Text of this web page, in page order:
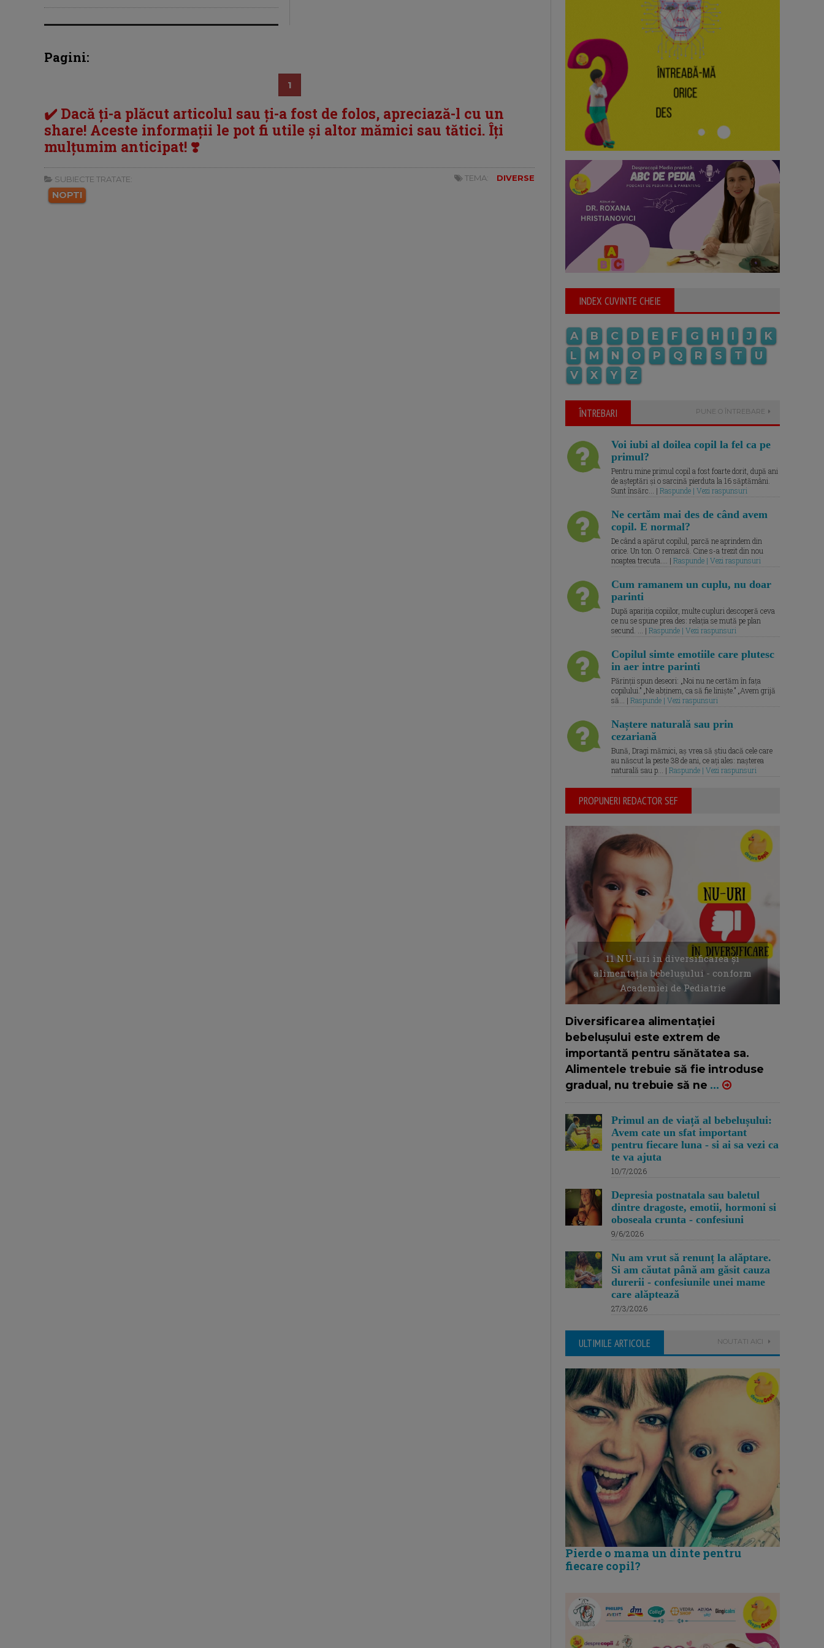
Pagini:
1
✔️ Dacă ți-a plăcut articolul sau ți-a fost de folos, apreciază-l cu un
share! Aceste informații le pot fi utile și altor mămici sau tătici. Îți
mulțumim anticipat! ❣️
SUBIECTE TRATATE:
NOPTI
TEMA: DIVERSE
INDEX CUVINTE CHEIE
A B C D E F G H I J
K
L
M N O P Q R S T
U
V
X Y Z
ÎNTREBARI PUNE O ÎNTREBARE
Voi iubi al doilea copil la fel ca pe
primul?
Pentru mine primul copil a fost foarte dorit, după ani
de așteptări și o sarcină pierduta la 16 săptămâni.
Sunt însărc... | Raspunde | Vezi raspunsuri
Ne certăm mai des de când avem
copil. E normal?
De când a apărut copilul, parcă ne aprindem din
orice. Un ton. O remarcă. Cine s-a trezit din nou
noaptea trecuta.... | Raspunde | Vezi raspunsuri
Cum ramanem un cuplu, nu doar
parinti
După apariția copiilor, multe cupluri descoperă ceva
ce nu se spune prea des: relația se mută pe plan
secund. ... | Raspunde | Vezi raspunsuri
Copilul simte emotiile care plutesc
in aer intre parinti
Părinții spun deseori: „Noi nu ne certăm în fața
copilului.” „Ne abținem, ca să fie liniște.” „Avem grijă
să... | Raspunde | Vezi raspunsuri
Naștere naturală sau prin
cezariană
Bună, Dragi mămici, aș vrea să știu dacă cele care
au născut la peste 38 de ani, ce ați ales: nașterea
naturală sau p... | Raspunde | Vezi raspunsuri
PROPUNERI REDACTOR SEF
11 NU-uri in diversificarea și
alimentația bebelușului - conform
Academiei de Pediatrie
Diversificarea alimentației
bebelușului este extrem de
importantă pentru sănătatea sa.
Alimentele trebuie să fie introduse
gradual, nu trebuie să ne ...
Primul an de viață al bebelușului:
Avem cate un sfat important
pentru fiecare luna - si ai sa vezi ca
te va ajuta
10/7/2026
Depresia postnatala sau baletul
dintre dragoste, emotii, hormoni si
oboseala crunta - confesiuni
9/6/2026
Nu am vrut să renunț la alăptare.
Si am căutat până am găsit cauza
durerii - confesiunile unei mame
care alăptează
27/3/2026
ULTIMILE ARTICOLE NOUTATI AICI
Pierde o mama un dinte pentru
fiecare copil?